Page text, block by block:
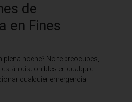
de
en Fines
plena noche? No te preocupes,
disponibles en cualquier
cualquier emergencia